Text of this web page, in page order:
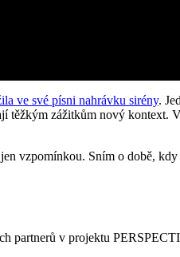
ve své písni nahrávku sirény.
těžkým zážitkům nový kontext.
vzpomínkou. Sním o době,
partnerů v projektu